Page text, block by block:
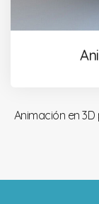
Animación en